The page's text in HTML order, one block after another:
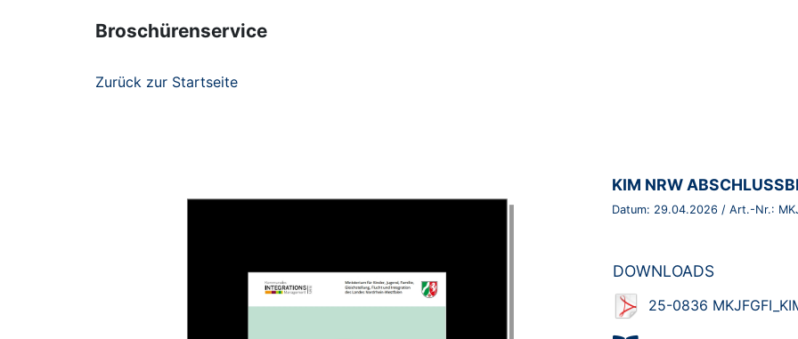
Broschürenservice
Zurück zur Startseite
BROSCHÜRE:
KIM NRW
Datum: 29.04.2026 / Art.-Nr.:
DOWNLOADS
25-0836